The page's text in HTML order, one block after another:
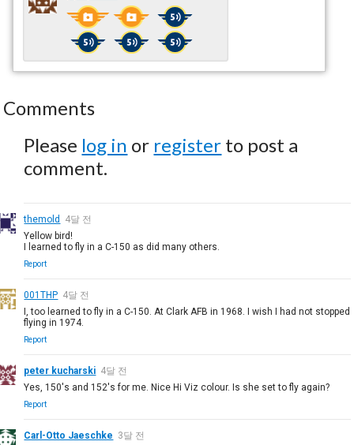
Comments
Please log in or register to post a
comment.
themold
4달 전
Yellow bird!
I learned to fly in a C-150 as did many others.
Report
001THP 4달 전
I, too learned to fly in a C-150. At Clark AFB in 1968. I wish I had not stopped
flying in 1974.
Report
peter kucharski 4달 전
Yes, 150's and 152's for me. Nice Hi Viz colour. Is she set to fly again?
Report
Carl-Otto Jaeschke 3달 전